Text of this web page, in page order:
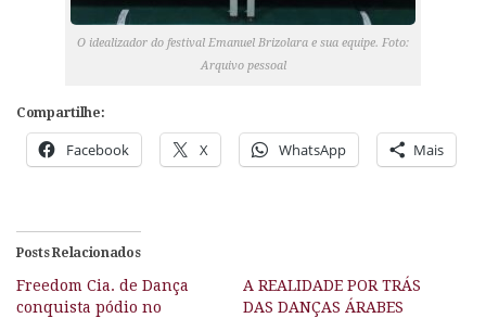
O idealizador do festival Emanuel Brizolara e sua equipe. Foto:
Arquivo pessoal
Compartilhe:
Facebook X WhatsApp Mais
Posts Relacionados
Freedom Cia. de Dança
conquista pódio no
A REALIDADE POR TRÁS
DAS DANÇAS ÁRABES